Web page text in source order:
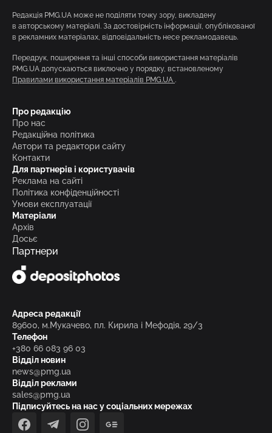
Редакція PMG.UA може не поділяти точку зору, викладену
в авторському матеріалі. За достовірність інформації, опублікованої
в рекламних матеріалах, відповідальність несе рекламодавець.
Передрук, поширення та інші способи використання матеріалів
PMG.UA допускаються виключно у порядку, встановленому
Правилами використання матеріалів PMG.UA .
Про редакцію
Про нас
Редакційна політика
Автори та редактори сайту
Контакти
Для партнерів і користувачів
Реклама на сайті
Політика конфіденційності
Умови експлуатації
Матеріали
Архів
Досьє
Партнери
Адреса редакції
89600, м.Мукачево, пл. Кирила і Мефодія, 29/3
Телефон
+380 66 083 96 03
Відділ новин
news@pmg.ua
Відділ реклами
sales@pmg.ua
Підписуйтесь на нас у соціальних мережах
facebooktelegraminstagramgoogle_news